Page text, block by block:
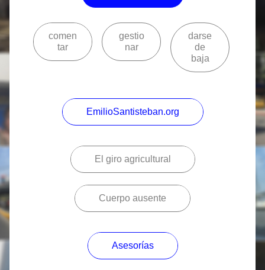
comen
tar
gestio
nar
darse
de
baja
EmilioSantisteban.org
El giro agricultural
Cuerpo ausente
Asesorías